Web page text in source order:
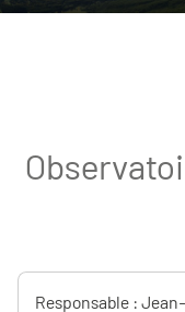
Responsable :